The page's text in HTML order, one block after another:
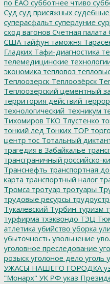
по ЕАО субботнее чтиво
Суд суд присяжных
суперасфальт суперлуние
сход вагонов Счетная палата
США тайфун таможня
Гладких Тафи-диагностика
телемедицинские
экономика тепловоз
Теплоозерск Теплоозёрск
Теплоозерский цементный
территория действий
технологический_техникум
Тихомиров ТКО Тлустенко
тонкий лед Тонких ТОР
центр тос Тотальный
трагедия в Забайкалье
трансграничный российско-
Транснефть транспортная
карта транспортный налог
Тромса тротуар тротуары
трудовые ресурсы
Тукалевский Турбин туризм
турфирма тхэквондо ТЭЦ
атлетика убийство уборка
убыточность увольнение
уголовное преследование
розыск уголоное дело уголь
УЖАСЫ НАШЕГО ГОРОДКА
"Монарх" УК РФ указ